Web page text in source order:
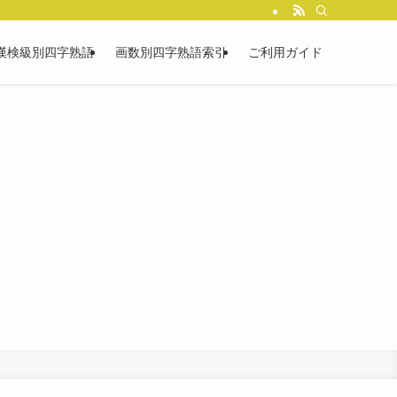
検級別四字熟語 画数別四字熟語索引 ご利用ガイド